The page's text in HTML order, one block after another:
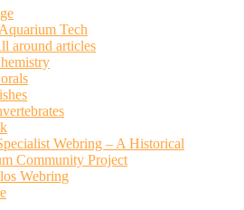
Tech
around articles
Webring – A Historical
Community Project
Webring